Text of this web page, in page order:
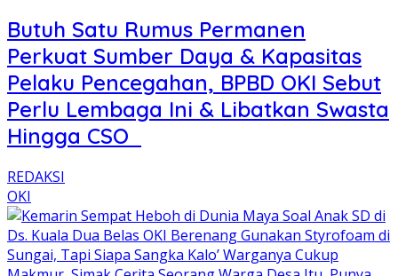
Butuh Satu Rumus Permanen
Perkuat Sumber Daya & Kapasitas
Pelaku Pencegahan, BPBD OKI Sebut
Perlu Lembaga Ini & Libatkan Swasta
Hingga CSO
REDAKSI
OKI